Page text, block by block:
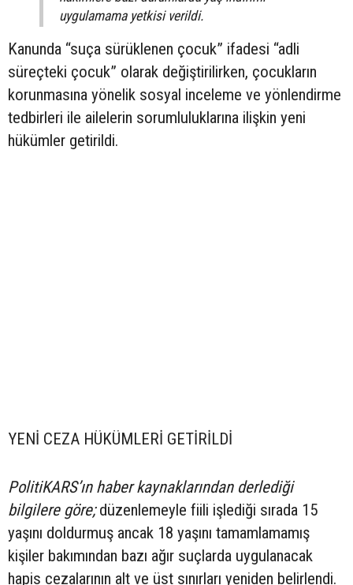
uygulamama yetkisi verildi.
Kanunda “suça sürüklenen çocuk” ifadesi “adli
süreçteki çocuk” olarak değiştirilirken, çocukların
korunmasına yönelik sosyal inceleme ve yönlendirme
tedbirleri ile ailelerin sorumluluklarına ilişkin yeni
hükümler getirildi.
YENİ CEZA HÜKÜMLERİ GETİRİLDİ
PolitiKARS’ın haber kaynaklarından derlediği
bilgilere göre;düzenlemeyle fiili işlediği sırada 15
yaşını doldurmuş ancak 18 yaşını tamamlamamış
kişiler bakımından bazı ağır suçlarda uygulanacak
hapis cezalarının alt ve üst sınırları yeniden belirlendi.